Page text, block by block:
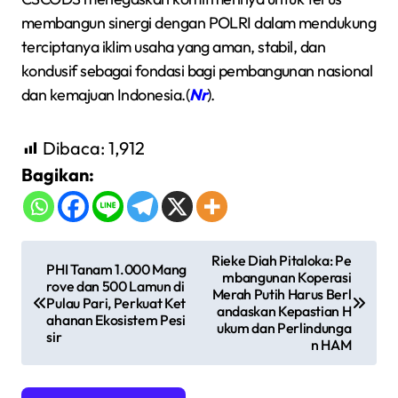
membangun sinergi dengan POLRI dalam mendukung
terciptanya iklim usaha yang aman, stabil, dan
kondusif sebagai fondasi bagi pembangunan nasional
dan kemajuan Indonesia.(Nr).
Dibaca: 1,912
Bagikan:
g
PHI Tanam 1.000 Mang
rove dan 500 Lamun di
Pulau Pari, Perkuat Ket
ahanan Ekosistem Pesi
sir
Rieke Diah Pitaloka: Pe
mbangunan Koperasi
Merah Putih Harus Berl
andaskan Kepastian H
ukum dan Perlindunga
n HAM